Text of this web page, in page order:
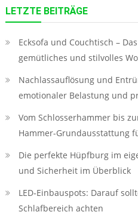
LETZTE BEITRÄGE
Ecksofa und Couchtisch –
gemütliches und stilvolles
Nachlassauflösung und
emotionaler Belastung und
Vom Schlosserhammer bis
Hammer-Grundausstattung
Die perfekte Hüpfburg im
und Sicherheit im Überblick
LED‑Einbauspots: Darauf
Schlafbereich achten